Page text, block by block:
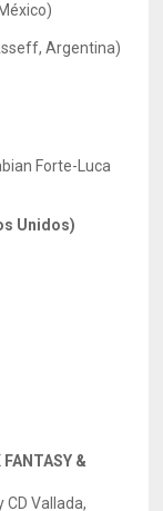
Argentina)
Forte-Luca
Unidos)
&
CD Vallada,